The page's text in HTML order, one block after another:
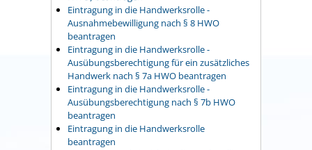
Eintragung in die Handwerksrolle -
Ausnahmebewilligung nach § 8 HWO
beantragen
Eintragung in die Handwerksrolle -
Ausübungsberechtigung für ein zusätzliches
Handwerk nach § 7a HWO beantragen
Eintragung in die Handwerksrolle -
Ausübungsberechtigung nach § 7b HWO
beantragen
Eintragung in die Handwerksrolle
beantragen